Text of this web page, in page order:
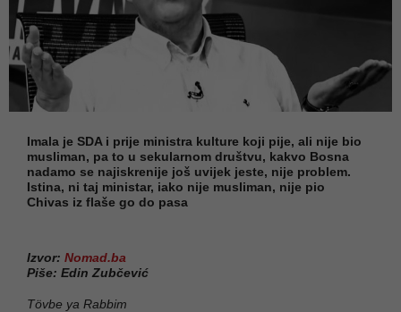
Imala je SDA i prije ministra kulture koji pije, ali nije bio
musliman, pa to u sekularnom društvu, kakvo Bosna
nadamo se najiskrenije još uvijek jeste, nije problem.
Istina, ni taj ministar, iako nije musliman, nije pio
Chivas iz flaše go do pasa
Izvor: Nomad.ba
Piše: Edin Zubčević
Tövbe ya Rabbim